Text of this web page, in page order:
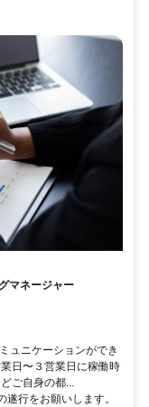
マネージャー
ュニケーションができ
日〜３営業日に稼働時
ご自身の都...
行をお願いします。